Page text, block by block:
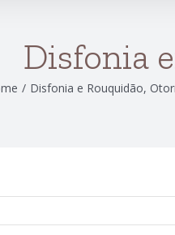
Disfonia
/ Disfonia e Rouquidão,